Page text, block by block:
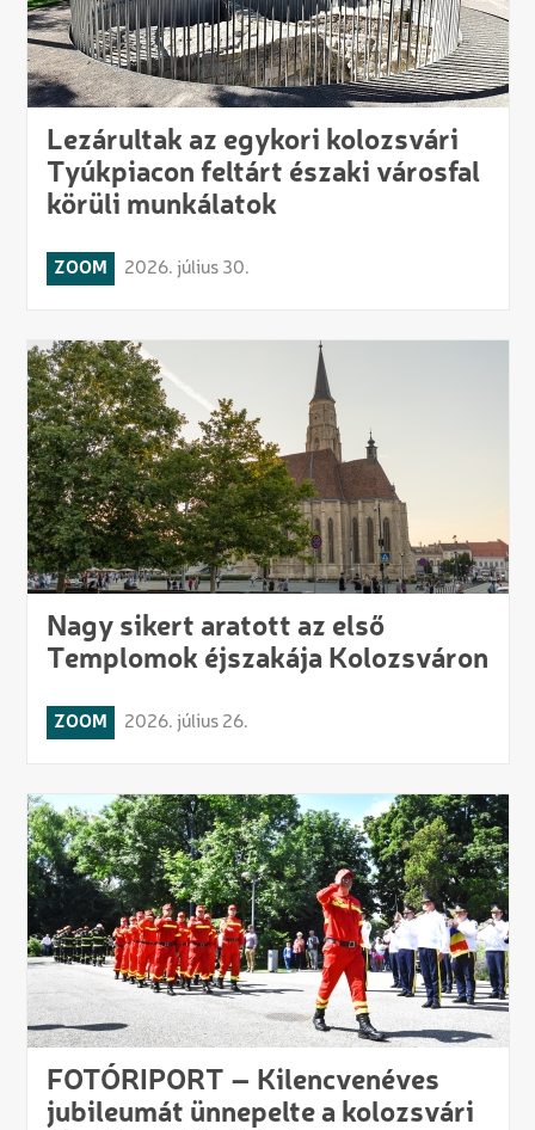
Lezárultak az egykori kolozsvári
Tyúkpiacon feltárt északi városfal
körüli munkálatok
ZOOM 2026. július 30.
Nagy sikert aratott az első
Templomok éjszakája Kolozsváron
ZOOM 2026. július 26.
FOTÓRIPORT – Kilencvenéves
jubileumát ünnepelte a kolozsvári